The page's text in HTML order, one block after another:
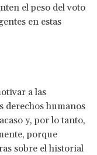
el peso del voto
en estas
a las
derechos humanos
y, por lo tanto,
porque
sobre el historial